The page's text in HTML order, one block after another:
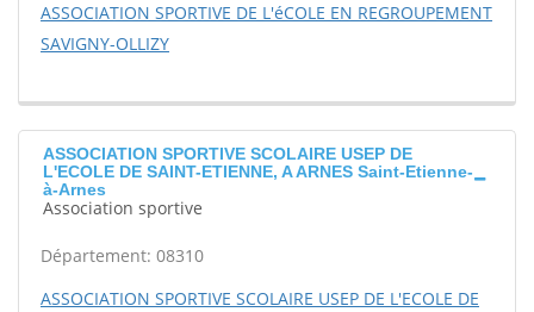
ASSOCIATION SPORTIVE DE L'éCOLE EN REGROUPEMENT
SAVIGNY-OLLIZY
ASSOCIATION SPORTIVE SCOLAIRE USEP DE
L'ECOLE DE SAINT-ETIENNE, A ARNES Saint-Etienne-
à-Arnes
Association sportive
Département: 08310
ASSOCIATION SPORTIVE SCOLAIRE USEP DE L'ECOLE DE